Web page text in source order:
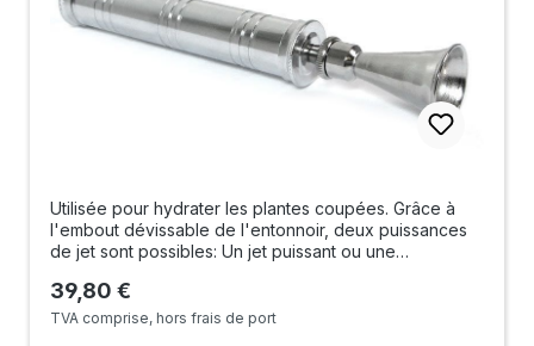
Utilisée pour hydrater les plantes coupées. Grâce à
l'embout dévissable de l'entonnoir, deux puissances
de jet sont possibles: Un jet puissant ou une
totale : env. 16 cm Fabriqué au Japon
Prix régulier :
39,80 €
TVA comprise, hors frais de port